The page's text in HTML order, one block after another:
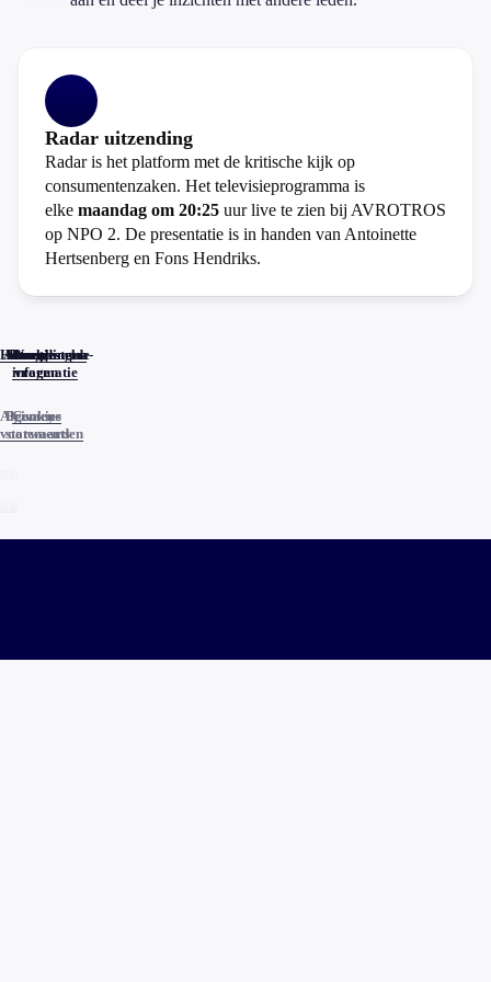
Radar uitzending
Radar is het platform met de kritische kijk op
consumentenzaken. Het televisieprogramma is
elke maandag om 20:25 uur live te zien bij AVROTROS
op NPO 2. De presentatie is in handen van Antoinette
Hertsenberg en Fons Hendriks.
Home
Actueel
Uitzendingen
Reacties
Programma-
informatie
Veelgestelde
vragen
Algemene
voorwaarden
Privacy
statements
Cookies